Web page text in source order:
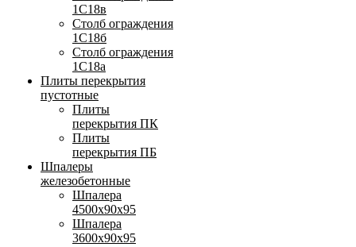
1С18в
Столб ограждения
1С18б
Столб ограждения
1С18а
Плиты перекрытия
пустотные
Плиты
перекрытия ПК
Плиты
перекрытия ПБ
Шпалеры
железобетонные
Шпалера
4500х90х95
Шпалера
3600х90х95